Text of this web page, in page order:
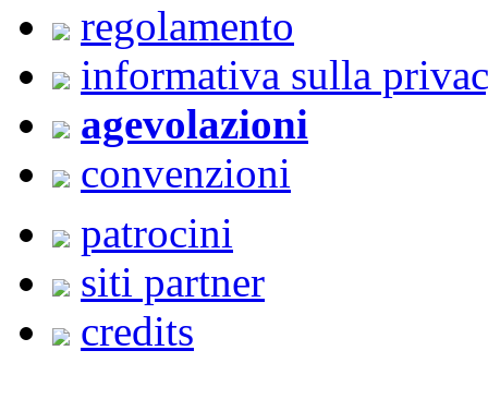
regolamento
informativa sulla
agevolazioni
convenzioni
patrocini
siti partner
credits